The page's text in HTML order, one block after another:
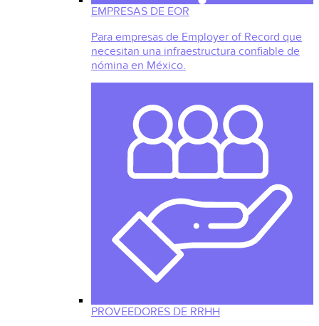
EMPRESAS DE EOR
Para empresas de Employer of Record que
necesitan una infraestructura confiable de
nómina en México.
PROVEEDORES DE RRHH